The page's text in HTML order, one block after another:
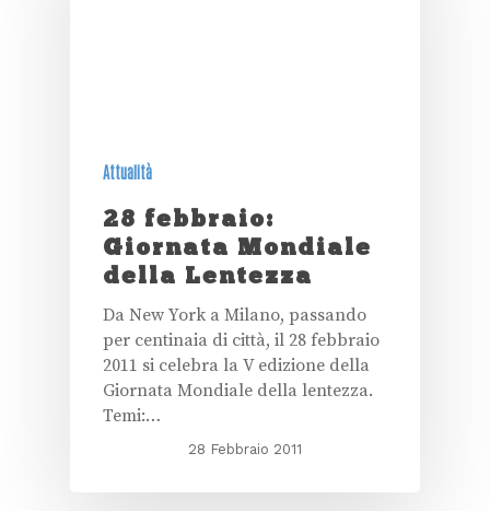
Attualità
28 febbraio:
Giornata Mondiale
della Lentezza
Da New York a Milano, passando
per centinaia di città, il 28 febbraio
2011 si celebra la V edizione della
Giornata Mondiale della lentezza.
Temi:…
28 Febbraio 2011